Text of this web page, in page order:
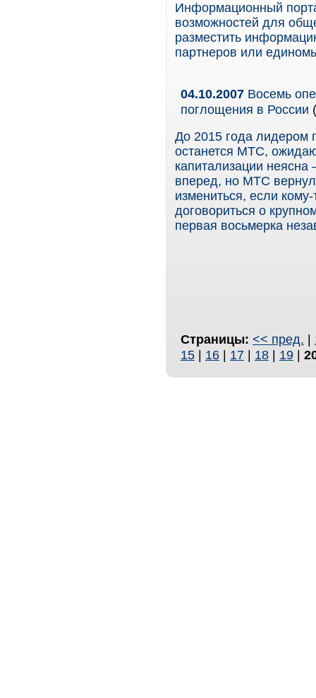
Информационный
возможностей для
разместить
партнеров или
04.10.2007 Восемь
поглощения в России
До 2015 года лидером
останется МТС,
капитализации
вперед, но МТС
измениться, если
договориться о
первая восьмерка
Страницы: << пред. |
15 | 16 | 17 | 18 | 19 |